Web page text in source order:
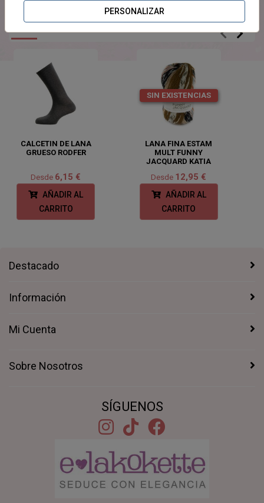
PRODUCTOSRELACIONADOS
CALCETIN DE LANA
GRUESO RODFER
Desde 6,15 €
AÑADIR AL
CARRITO
SIN EXISTENCIAS
LANA FINA ESTAM
MULT FUNNY
JACQUARD KATIA
Desde 12,95 €
AÑADIR AL
CARRITO
Destacado
Información
Mi Cuenta
Sobre Nosotros
SÍGUENOS
PERSONALIZAR